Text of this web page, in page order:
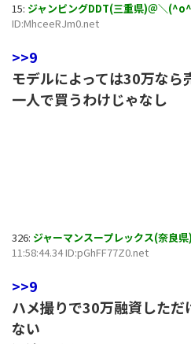
15: ジャンピングDDT(三重県)＠＼
ID:MhceeRJm0.net
>>9
モデルによっては30万なら
一人で買うわけじゃなし
326: ジャーマンスープレックス(奈良
11:58:44.34 ID:pGhFF77Z0.net
>>9
ハメ撮りで30万融資しただ
ない